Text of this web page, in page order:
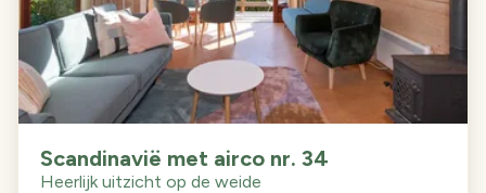
Scandinavië met airco nr. 34
Heerlijk uitzicht op de weide